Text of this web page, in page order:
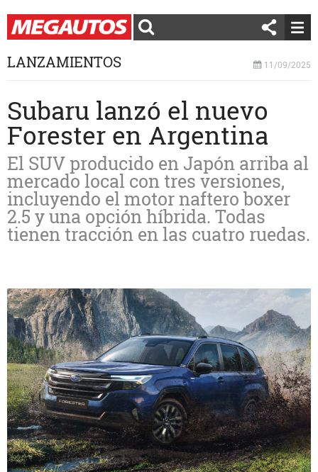
LANZAMIENTOS 11/09/2025
Subaru lanzó el nuevo
Forester en Argentina
El SUV producido en Japón arriba al
mercado local con tres versiones,
incluyendo el motor naftero boxer
2.5 y una opción híbrida. Todas
tienen tracción en las cuatro ruedas.